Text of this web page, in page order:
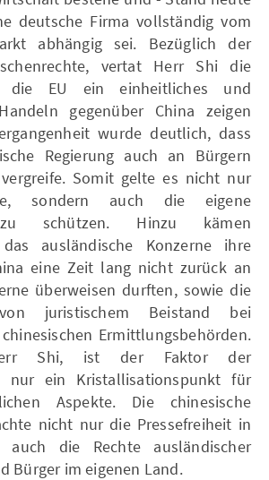
deutsche Firma vollständig vom
abhängig sei. Bezüglich der
vertat Herr Shi die
die EU ein einheitliches und
gegenüber China zeigen
wurde deutlich, dass
Regierung auch an Bürgern
Somit gelte es nicht nur
sondern auch die eigene
zu schützen. Hinzu kämen
ausländische Konzerne ihre
eine Zeit lang nicht zurück an
überweisen durften, sowie die
von juristischem Beistand bei
Ermittlungsbehörden.
Shi, ist der Faktor der
nur ein Kristallisationspunkt für
Aspekte. Die chinesische
nicht nur die Pressefreiheit in
auch die Rechte ausländischer
Bürger im eigenen Land.